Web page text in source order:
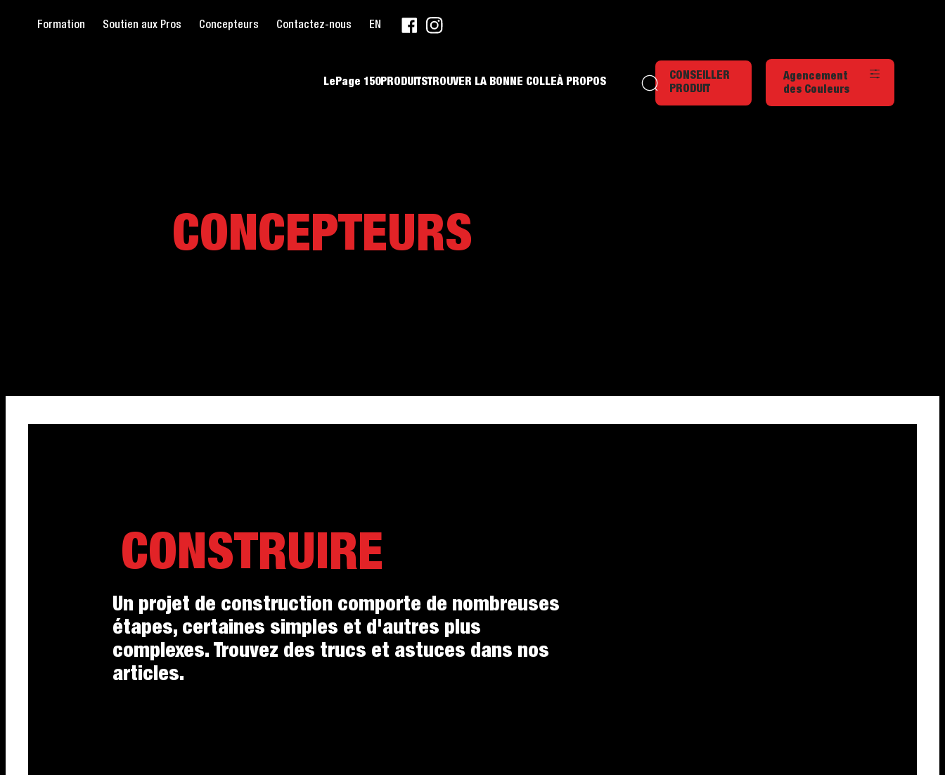
Formation Soutien aux Pros Concepteurs Contactez-nous EN
LePage 150PRODUITS TROUVER LA BONNE COLLEÀ PROPOS
CONSEILLER
PRODUIT
Agencement
des Couleurs
CONCEPTEURS
CONSTRUIRE
Un projet de construction comporte de nombreuses
étapes, certaines simples et d'autres plus
complexes. Trouvez des trucs et astuces dans nos
articles.